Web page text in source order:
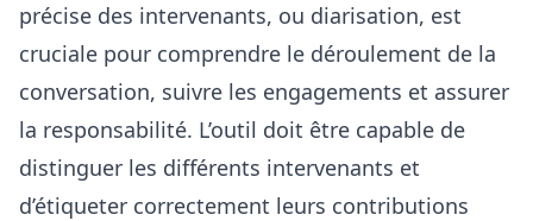
précise des intervenants, ou diarisation, est
cruciale pour comprendre le déroulement de la
conversation, suivre les engagements et assurer
la responsabilité. L’outil doit être capable de
distinguer les différents intervenants et
d’étiqueter correctement leurs contributions